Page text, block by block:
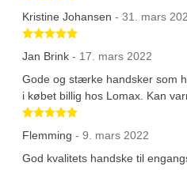
Kristine Johansen - 31. mars
Betygsatt 5 av 5
Jan Brink - 17. mars 2022
Gode og stærke handsker som
i købet billig hos Lomax. Kan
Betygsatt 5 av 5
Flemming - 9. mars 2022
God kvalitets handske til